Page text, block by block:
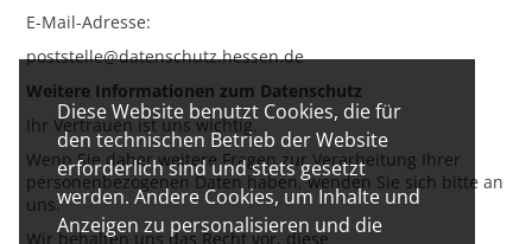
Diese Website benutzt Cookies, die für
den technischen Betrieb der Website
erforderlich sind und stets gesetzt
werden. Andere Cookies, um Inhalte und
Anzeigen zu personalisieren und die
E-Mail-Adresse:
poststelle@datenschutz.hessen.de
Weitere Informationen zum Datenschutz
Ihr Vertrauen ist uns wichtig.
Wenn Sie daher weitere Fragen zur Verarbeitung Ihrer
personenbezogenen Daten haben, wenden Sie sich bitte an
uns.
Wir behalten uns das Recht vor, diese